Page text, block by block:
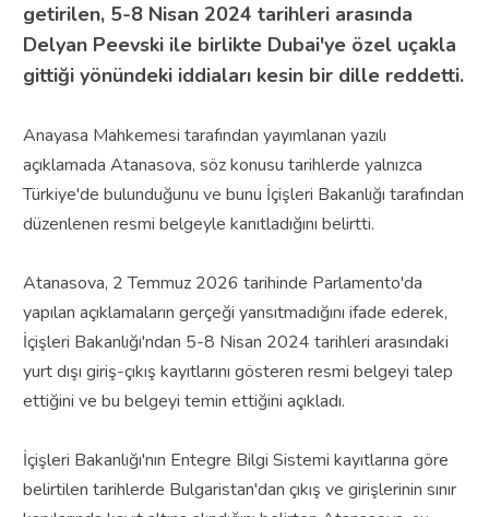
getirilen, 5-8 Nisan 2024 tarihleri arasında
Delyan Peevski ile birlikte Dubai'ye özel uçakla
gittiği yönündeki iddiaları kesin bir dille reddetti.
Anayasa Mahkemesi tarafından yayımlanan yazılı
açıklamada Atanasova, söz konusu tarihlerde yalnızca
Türkiye'de bulunduğunu ve bunu İçişleri Bakanlığı tarafından
düzenlenen resmi belgeyle kanıtladığını belirtti.
Atanasova, 2 Temmuz 2026 tarihinde Parlamento'da
yapılan açıklamaların gerçeği yansıtmadığını ifade ederek,
İçişleri Bakanlığı'ndan 5-8 Nisan 2024 tarihleri arasındaki
yurt dışı giriş-çıkış kayıtlarını gösteren resmi belgeyi talep
ettiğini ve bu belgeyi temin ettiğini açıkladı.
İçişleri Bakanlığı'nın Entegre Bilgi Sistemi kayıtlarına göre
belirtilen tarihlerde Bulgaristan'dan çıkış ve girişlerinin sınır